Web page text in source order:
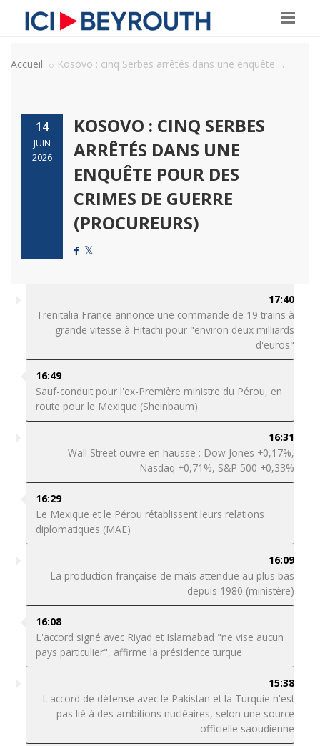
Accueil Kosovo : cinq Serbes arrêtés dans une enquête ...
14
JUIN
2026
KOSOVO : CINQ SERBES
ARRÊTÉS DANS UNE
ENQUÊTE POUR DES
CRIMES DE GUERRE
(PROCUREURS)
17:40
Trenitalia France annonce une commande de 19 trains à
grande vitesse à Hitachi pour "environ deux milliards
d'euros"
16:49
Sauf-conduit pour l'ex-Première ministre du Pérou, en
route pour le Mexique (Sheinbaum)
16:31
Wall Street ouvre en hausse : Dow Jones +0,17%,
Nasdaq +0,71%, S&P 500 +0,33%
16:29
Le Mexique et le Pérou rétablissent leurs relations
diplomatiques (MAE)
16:09
La production française de maïs attendue au plus bas
depuis 1980 (ministère)
16:08
L'accord signé avec Riyad et Islamabad "ne vise aucun
pays particulier", affirme la présidence turque
15:38
L'accord de défense avec le Pakistan et la Turquie n'est
pas lié à des ambitions nucléaires, selon une source
officielle saoudienne